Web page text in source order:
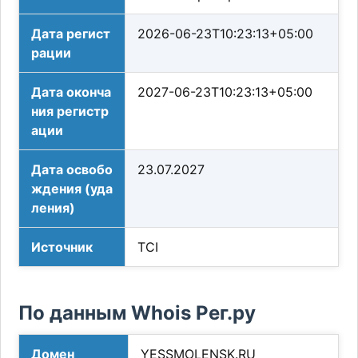
Дата регист
рации
2026-06-23T10:23:13+05:00
Дата оконча
ния регистр
ации
2027-06-23T10:23:13+05:00
Дата освобо
ждения (уда
ления)
23.07.2027
Источник TCI
По данным Whois Рег.ру
Домен YESSMOLENSK.RU